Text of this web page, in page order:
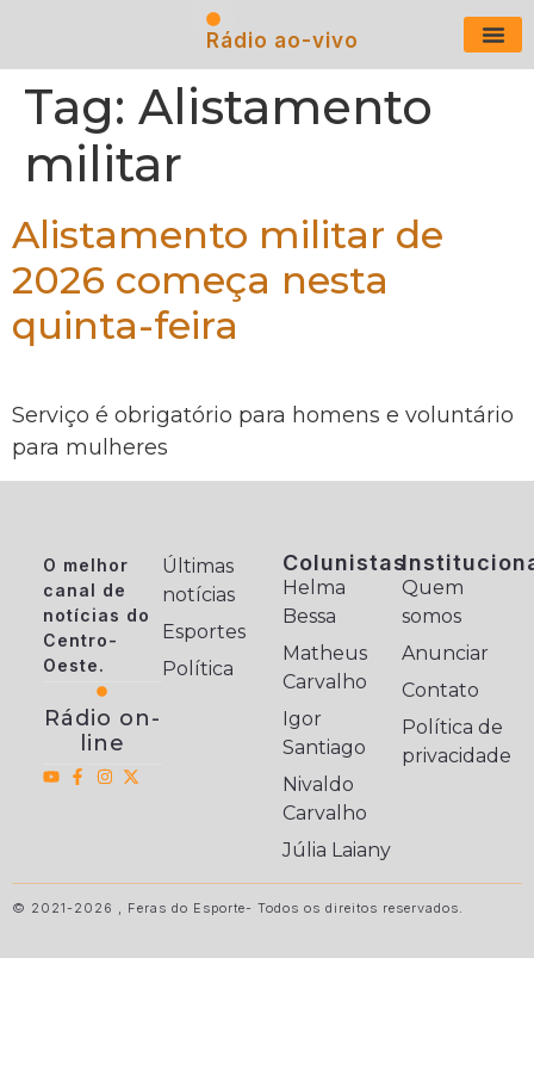
Rádio ao-vivo
Tag: Alistamento
militar
Alistamento militar de
2026 começa nesta
quinta-feira
Serviço é obrigatório para homens e voluntário
para mulheres
O melhor
canal de
notícias do
Centro-
Oeste.
Rádio on-
line
Últimas
notícias
Esportes
Política
Colunistas
Helma
Bessa
Matheus
Carvalho
Igor
Santiago
Nivaldo
Carvalho
Júlia Laiany
Quem
somos
Anunciar
Contato
Política de
privacidade
© 2021-2026 , Feras do Esporte- Todos os direitos reservados.